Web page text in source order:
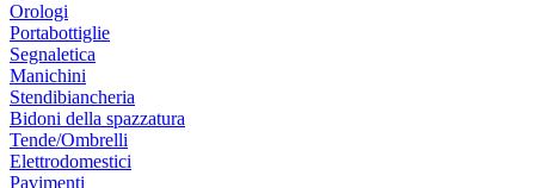
Orologi
Portabottiglie
Segnaletica
Manichini
Stendibiancheria
Bidoni della spazzatura
Tende/Ombrelli
Elettrodomestici
Pavimenti